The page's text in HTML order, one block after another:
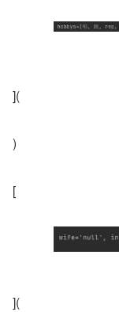
](
)
[
](